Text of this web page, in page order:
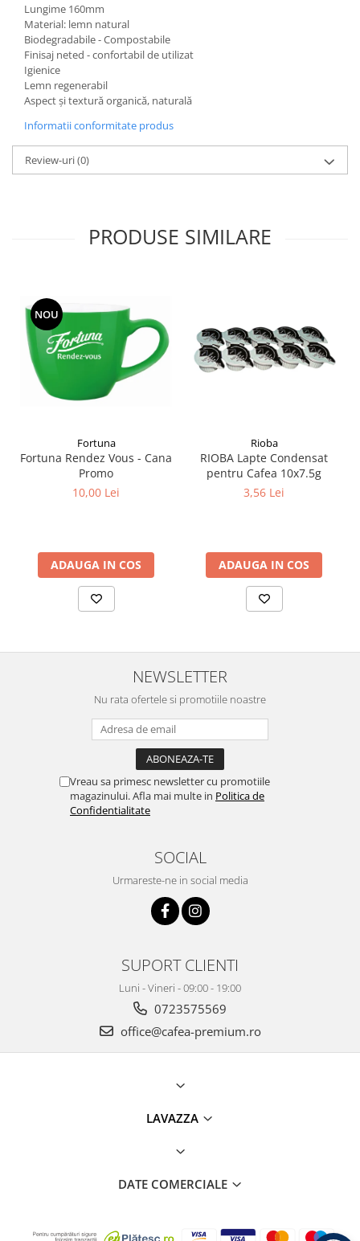
Lungime 160mm
Material: lemn natural
Biodegradabile - Compostabile
Finisaj neted - confortabil de utilizat
Igienice
Lemn regenerabil
Aspect și textură organică, naturală
Informatii conformitate produs
Review-uri(0)
PRODUSE SIMILARE
NOU
Fortuna
Fortuna Rendez Vous - Cana
Promo
10,00 Lei
ADAUGA IN COS
Rioba
RIOBA Lapte Condensat
pentru Cafea 10x7.5g
3,56 Lei
ADAUGA IN COS
NEWSLETTER
Nu rata ofertele si promotiile noastre
Vreau sa primesc newsletter cu promotiile
magazinului. Afla mai multe in Politica de
Confidentialitate
SOCIAL
Urmareste-ne in social media
SUPORT CLIENTI
Luni - Vineri - 09:00 - 19:00
0723575569
office@cafea-premium.ro
LAVAZZA
DATE COMERCIALE